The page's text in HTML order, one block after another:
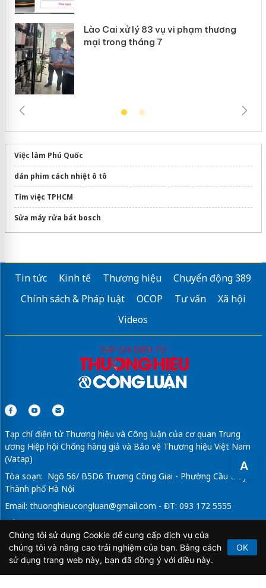
A
Lào Cai xử lý 83 vụ vi phạm thương
mại trong tháng 7
Việc làm Phú Quốc
dán phim cách nhiệt ô tô
Tìm việc TPHCM
Sửa máy rửa bát bosch
Tin tức Kinh tế Thương hiệu
Chuyển động 389
Chính sách & Pháp luật
OCOP Tư vấn
Xã hội
Videos
Tạp chí điện tử Thương hiệu và Công luận của cơ quan Trung
ương Hiệp hội Chống hàng giả và Bảo vệ Thương hiệu Việt Nam
(Vatap)
Tòa soạn: Ngõ 56/ B5D6 Trương Công Giai - Phường Cầu Giấy -
Thành phố Hà Nội
Email: thuonghieucongluan@gmail.com - ĐT: 093 172 5555
Tổng Biên Tập: Vũ Đức Thuận
Giấy phép hoạt động báo chí điện tử số 64/GP-BTTTT do Bộ
Thông tin và Truyền thông cấp ngày 21/2/2020.
Chúng tôi sử dụng Cookie để cung cấp dịch vụ của
chúng tôi và nâng cao trải nghiệm của bạn. Bằng cách
sử dụng trang web này, bạn đã đồng ý với điều này.
OK